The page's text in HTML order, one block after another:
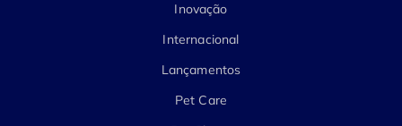
Inovação
Internacional
Lançamentos
Pet Care